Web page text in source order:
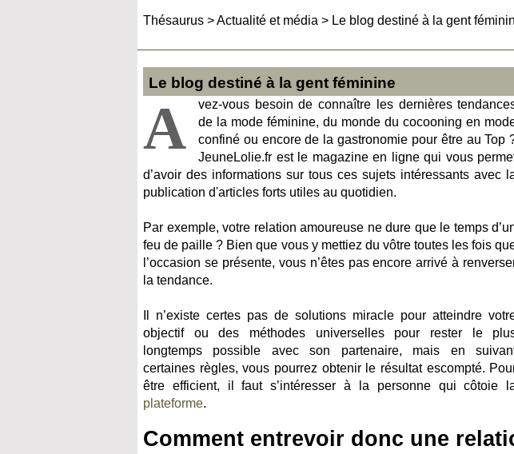
Thésaurus >Actualité et média > Le blog destiné à la gent
Le blog destiné à la gent féminine
A
vez-vous besoin de connaître les dernières
de la mode féminine, du monde du cocooning en
confiné ou encore de la gastronomie pour être au Top
JeuneLolie.fr est le magazine en ligne qui vous
d’avoir des informations sur tous ces sujets intéressants avec
publication d'articles forts utiles au quotidien.
Par exemple, votre relation amoureuse ne dure que le temps
feu de paille ? Bien que vous y mettiez du vôtre toutes les fois
l’occasion se présente, vous n’êtes pas encore arrivé à
la tendance.
Il n’existe certes pas de solutions miracle pour atteindre
objectif ou des méthodes universelles pour rester le
longtemps possible avec son partenaire, mais en
certaines règles, vous pourrez obtenir le résultat escompté.
être efficient, il faut s’intéresser à la personne qui côtoie
plateforme.
Comment entrevoir donc une